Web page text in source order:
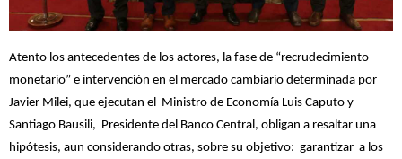
Atento los antecedentes de los actores, la fase de “recrudecimiento
monetario” e intervención en el mercado cambiario determinada por
Javier Milei, que ejecutan el Ministro de Economía Luis Caputo y
Santiago Bausili, Presidente del Banco Central, obligan a resaltar una
hipótesis, aun considerando otras, sobre su objetivo: garantizar a los